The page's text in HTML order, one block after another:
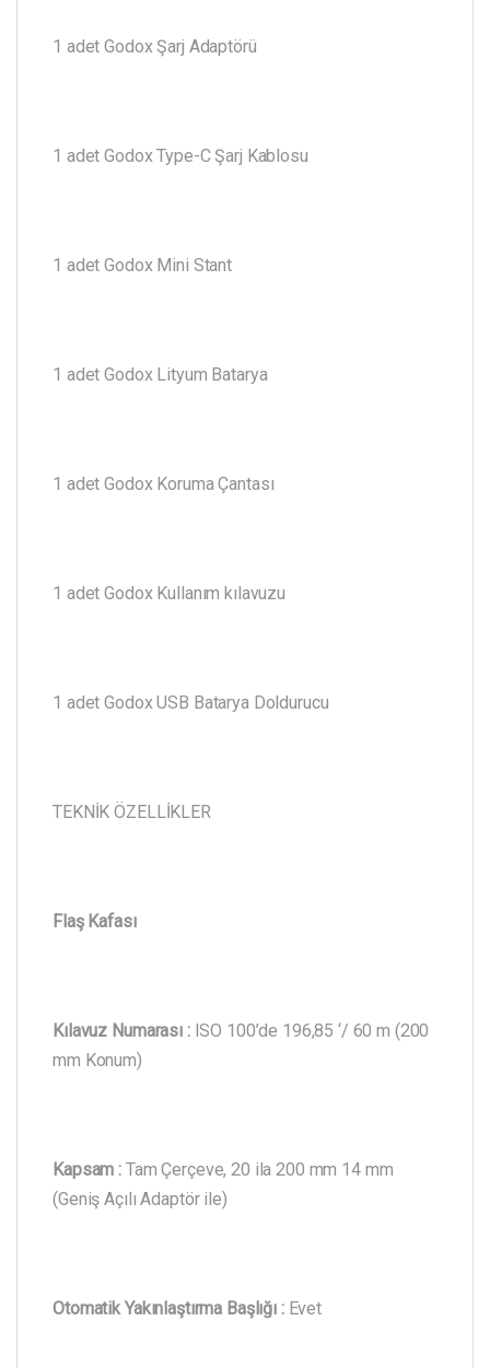
1 adet Godox Şarj Adaptörü
1 adet Godox Type-C Şarj Kablosu
1 adet Godox Mini Stant
1 adet Godox Lityum Batarya
1 adet Godox Koruma Çantası
1 adet Godox Kullanım kılavuzu
1 adet Godox USB Batarya Doldurucu
TEKNİK ÖZELLİKLER
Flaş Kafası
Kılavuz Numarası : ISO 100’de 196,85 ‘/ 60 m (200
mm Konum)
Kapsam : Tam Çerçeve, 20 ila 200 mm 14 mm
(Geniş Açılı Adaptör ile)
Otomatik Yakınlaştırma Başlığı : Evet